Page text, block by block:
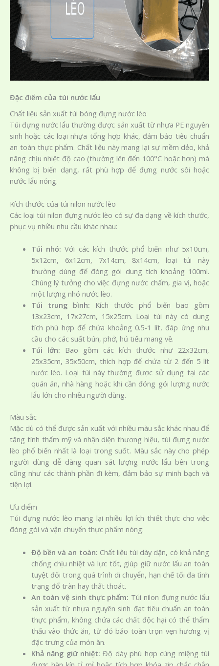
Đặc điểm của túi nước lẩu
Chất liệu sản xuất túi bóng đựng nước lèo
Túi đựng nước lẩu thường được sản xuất từ nhựa PE nguyên
sinh hoặc các loại nhựa tổng hợp khác, đảm bảo tiêu chuẩn
an toàn thực phẩm. Chất liệu này mang lại sự mềm dẻo, khả
năng chịu nhiệt độ cao (thường lên đến 100°C hoặc hơn) mà
không bị biến dạng, rất phù hợp để đựng nước sôi hoặc
nước lẩu nóng.
Kích thước của túi nilon nước lèo
Các loại túi nilon đựng nước lèo có sự đa dạng về kích thước,
phục vụ nhiều nhu cầu khác nhau:
Túi nhỏ: Với các kích thước phổ biến như 5x10cm,
5x12cm, 6x12cm, 7x14cm, 8x14cm, loại túi này
thường dùng để đóng gói dung tích khoảng 100ml.
Chúng lý tưởng cho việc đựng nước chấm, gia vị, hoặc
một lượng nhỏ nước lèo.
Túi trung bình: Kích thước phổ biến bao gồm
13x23cm, 17x27cm, 15x25cm. Loại túi này có dung
tích phù hợp để chứa khoảng 0.5-1 lít, đáp ứng nhu
cầu cho các suất bún, phở, hủ tiếu mang về.
Túi lớn: Bao gồm các kích thước như 22x32cm,
25x35cm, 35x50cm, thích hợp để chứa từ 2 đến 5 lít
nước lèo. Loại túi này thường được sử dụng tại các
quán ăn, nhà hàng hoặc khi cần đóng gói lượng nước
lẩu lớn cho nhiều người dùng.
Màu sắc
Mặc dù có thể được sản xuất với nhiều màu sắc khác nhau để
tăng tính thẩm mỹ và nhận diện thương hiệu, túi đựng nước
lèo phổ biến nhất là loại trong suốt. Màu sắc này cho phép
người dùng dễ dàng quan sát lượng nước lẩu bên trong
cũng như các thành phần đi kèm, đảm bảo sự minh bạch và
tiện lợi.
Ưu điểm
Túi đựng nước lèo mang lại nhiều lợi ích thiết thực cho việc
đóng gói và vận chuyển thực phẩm nóng:
Độ bền và an toàn: Chất liệu túi dày dặn, có khả năng
chống chịu nhiệt và lực tốt, giúp giữ nước lẩu an toàn
tuyệt đối trong quá trình di chuyển, hạn chế tối đa tình
trạng đổ tràn hay thất thoát.
An toàn vệ sinh thực phẩm: Túi nilon đựng nước lẩu
sản xuất từ nhựa nguyên sinh đạt tiêu chuẩn an toàn
thực phẩm, không chứa các chất độc hại có thể thẩm
thấu vào thức ăn, từ đó bảo toàn trọn vẹn hương vị
đặc trưng của món ăn.
Khả năng giữ nhiệt: Độ dày phù hợp cùng miệng túi